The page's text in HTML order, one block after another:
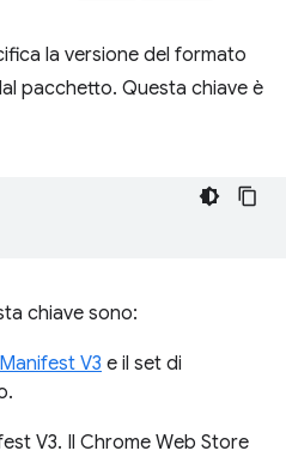
la versione del formato
pacchetto. Questa chiave è
chiave sono:
Manifest V3 e il set di
V3. Il Chrome Web Store